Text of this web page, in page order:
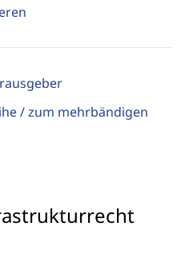
/ zum mehrbändigen